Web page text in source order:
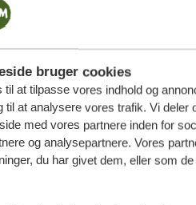
bruger cookies
til at tilpasse vores indhold og
til at analysere vores trafik. Vi deler
med vores partnere inden for
og analysepartnere. Vores
du har givet dem, eller som